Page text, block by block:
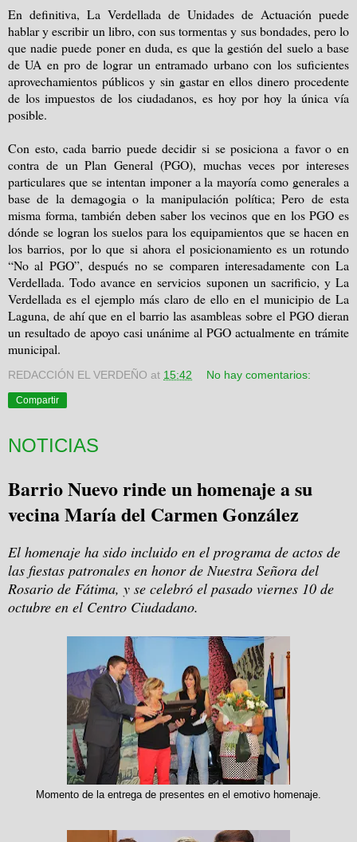
En definitiva, La Verdellada de Unidades de Actuación puede
hablar y escribir un libro, con sus tormentas y sus bondades, pero lo
que nadie puede poner en duda, es que la gestión del suelo a base
de UA en pro de lograr un entramado urbano con los suficientes
aprovechamientos públicos y sin gastar en ellos dinero procedente
de los impuestos de los ciudadanos, es hoy por hoy la única vía
posible.
Con esto, cada barrio puede decidir si se posiciona a favor o en
contra de un Plan General (PGO), muchas veces por intereses
particulares que se intentan imponer a la mayoría como generales a
base de la demagogia o la manipulación política; Pero de esta
misma forma, también deben saber los vecinos que en los PGO es
dónde se logran los suelos para los equipamientos que se hacen en
los barrios, por lo que si ahora el posicionamiento es un rotundo
“No al PGO”, después no se comparen interesadamente con La
Verdellada. Todo avance en servicios suponen un sacrificio, y La
Verdellada es el ejemplo más claro de ello en el municipio de La
Laguna, de ahí que en el barrio las asambleas sobre el PGO dieran
un resultado de apoyo casi unánime al PGO actualmente en trámite
municipal.
REDACCIÓN EL VERDEÑO at 15:42 No hay comentarios:
Compartir
NOTICIAS
Barrio Nuevo rinde un homenaje a su
vecina María del Carmen González
El homenaje ha sido incluido en el programa de actos de
las fiestas patronales en honor de Nuestra Señora del
Rosario de Fátima, y se celebró el pasado viernes 10 de
octubre en el Centro Ciudadano.
Momento de la entrega de presentes en el emotivo homenaje.